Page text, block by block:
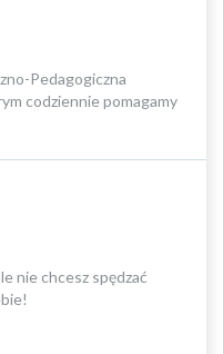
Pedagogiczna
codziennie pomagamy
nie chcesz spędzać